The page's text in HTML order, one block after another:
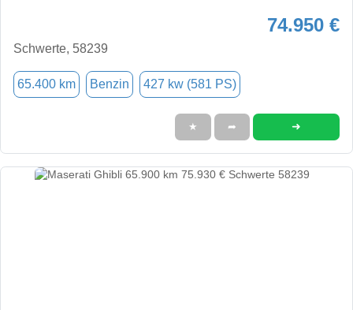
74.950 €
Schwerte, 58239
65.400 km Benzin 427 kw (581 PS)
★ ➦ ➜